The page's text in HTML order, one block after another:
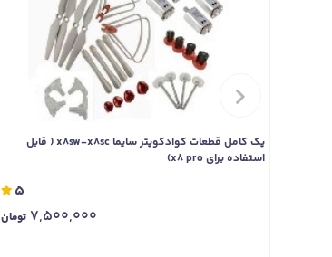
پک کامل قطعات کوادکوپتر سایما x8sw-x8sc ( قابل
استفاده برای x8 pro)
5
7,500,000 تومان